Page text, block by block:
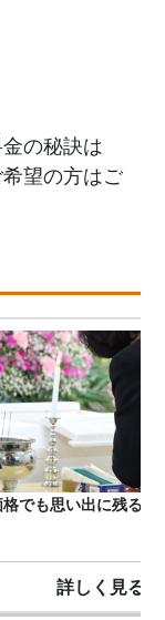
の秘訣は
望の方はご
でも思い出に残る葬儀
詳しく見る